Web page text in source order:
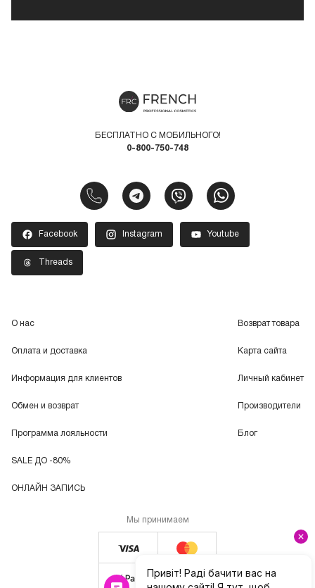
БЕСПЛАТНО С МОБИЛЬНОГО!
0-800-750-748
Facebook Instagram Youtube
Threads
О нас
Оплата и доставка
Информация для клиентов
Обмен и возврат
Программа лояльности
SALE ДО -80%
ОНЛАЙН ЗАПИСЬ
Возврат товара
Карта сайта
Личный кабинет
Производители
Блог
Мы принимаем